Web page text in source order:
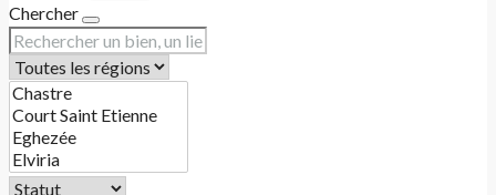
Chercher